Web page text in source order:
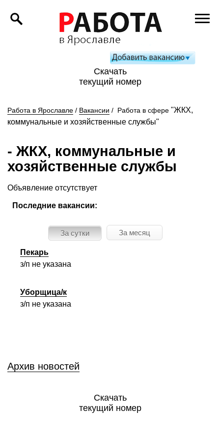
Скачать
текущий номер
Работа в Ярославле / Вакансии / Работа в сфере "ЖКХ,
коммунальные и хозяйственные службы"
- ЖКХ, коммунальные и
хозяйственные службы
Объявление отсутствует
Последние вакансии:
За сутки За месяц
Пекарь
з/п не указана
Уборщица/к
з/п не указана
Архив новостей
Скачать
текущий номер